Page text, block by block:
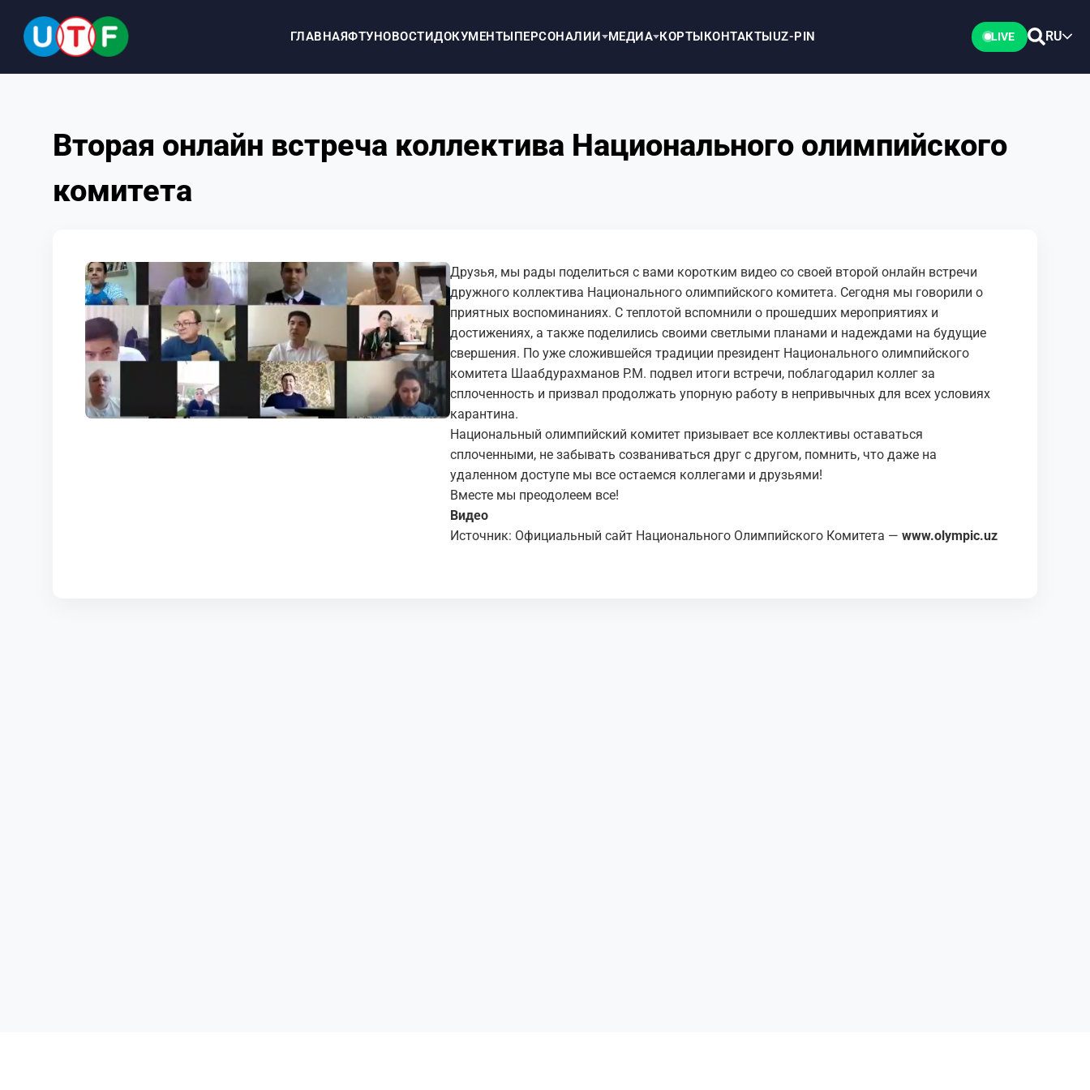
ГЛАВНАЯФТУНОВОСТИДОКУМЕНТЫПЕРСОНАЛИИ МЕДИА КОРТЫКОНТАКТЫUZ-PIN LIVE RU
ДОКУМЕНТЫ
ПЕРСОНАЛИИ
Вторая онлайн встреча коллектива Национального олимпийского
комитета
Друзья, мы рады поделиться с вами коротким видео со своей второй онлайн встречи
дружного коллектива Национального олимпийского комитета. Сегодня мы говорили о
приятных воспоминаниях. С теплотой вспомнили о прошедших мероприятиях и
достижениях, а также поделились своими светлыми планами и надеждами на будущие
свершения. По уже сложившейся традиции президент Национального олимпийского
комитета Шаабдурахманов Р.М. подвел итоги встречи, поблагодарил коллег за
сплоченность и призвал продолжать упорную работу в непривычных для всех условиях
карантина.
Национальный олимпийский комитет призывает все коллективы оставаться
сплоченными, не забывать созваниваться друг с другом, помнить, что даже на
удаленном доступе мы все остаемся коллегами и друзьями!
Вместе мы преодолеем все!
Видео
Источник: Официальный сайт Национального Олимпийского Комитета — www.olympic.uz